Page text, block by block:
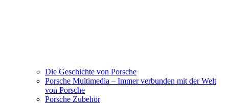
Die Geschichte von Porsche
Porsche Multimedia – Immer verbunden mit der Welt
von Porsche
Porsche Zubehör